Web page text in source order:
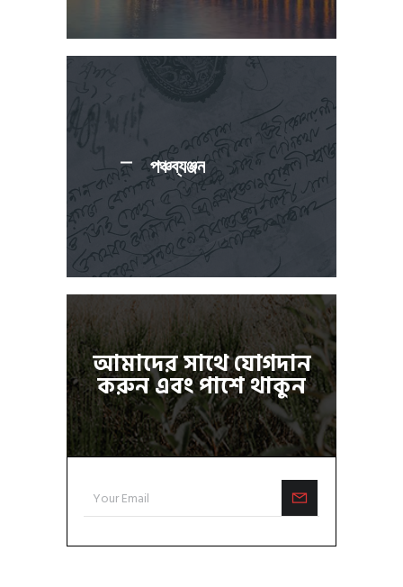
পঞ্চব্যঞ্জন
আমাদের সাথে যোগদান
করুন এবং পাশে থাকুন